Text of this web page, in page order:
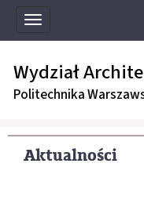
Toggle
navigation
Wydział
Politechnika
Aktualności